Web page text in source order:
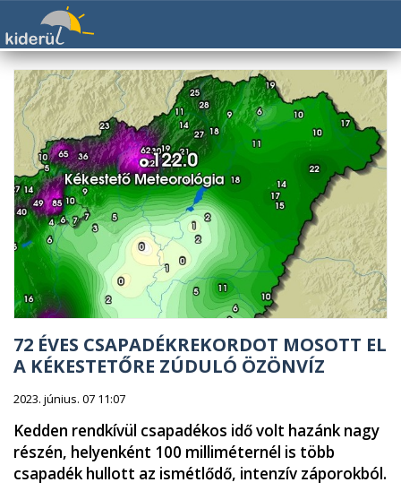
72 ÉVES CSAPADÉKREKORDOT MOSOTT EL
A KÉKESTETŐRE ZÚDULÓ ÖZÖNVÍZ
2023. június. 07 11:07
Kedden rendkívül csapadékos idő volt hazánk nagy
részén, helyenként 100 milliméternél is több
csapadék hullott az ismétlődő, intenzív záporokból.